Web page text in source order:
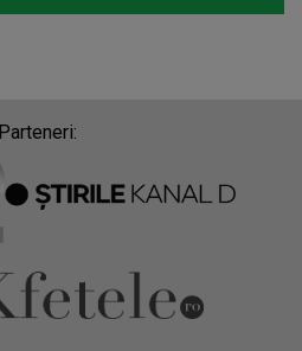
Parteneri: